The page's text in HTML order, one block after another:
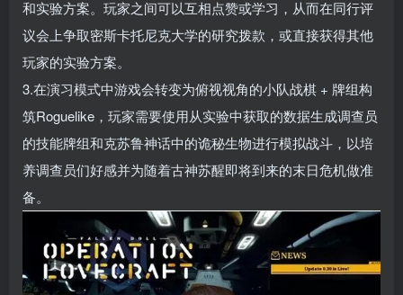
和实验方案。玩家之间可以互相点赞或学习，从而在同行评
议会上争取密斯卡托尼克大学的研究拨款，或直接获得其他
玩家的实验方案。
3.在演习模式中游戏会转变为俯视视角的小队战棋 + 牌组构
筑Roguelike，玩家需要使用从实验中获取的数据生成调查员
的技能牌组和克苏鲁神话中的诡秘生物进行模拟战斗，以培
养调查员们好感并为随着古神苏醒即将到来的末日危机做准
备。